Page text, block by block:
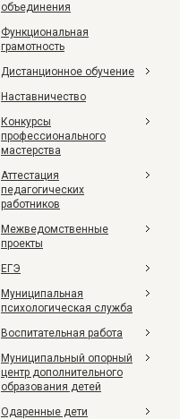
объединения
Функциональная
грамотность
Дистанционное обучение
Наставничество
Конкурсы
профессионального
мастерства
Аттестация
педагогических
работников
Межведомственные
проекты
ЕГЭ
Муниципальная
психологическая служба
Воспитательная работа
Муниципальный опорный
центр дополнительного
образования детей
Одаренные дети